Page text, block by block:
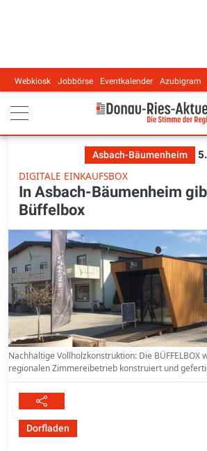
Main navigation
Webkiosk Jobbörse Eventkalender Azubigram
Asbach-Bäumenheim
DIGITALE EINKAUFSBOX
In Asbach-Bäumenheim
Büffelbox
Nachhaltige Vollholzkonstruktion: Die BÜFFELBOX
regionalen Zimmereibetrieb konstruiert und
Dorfladen